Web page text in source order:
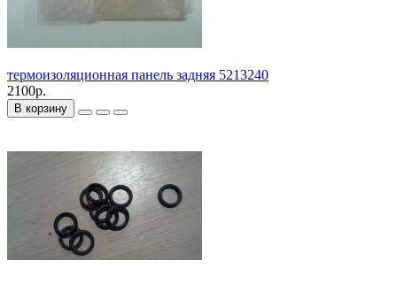
термоизоляционная панель задняя 5213240
2100р.
В корзину